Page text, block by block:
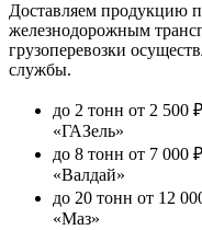
Доставляем продукцию
железнодорожным
грузоперевозки
службы.
до 2 тонн от 2 500 ₽
«ГАЗель»
до 8 тонн от 7 000 ₽
«Валдай»
до 20 тонн от 12
«Маз»